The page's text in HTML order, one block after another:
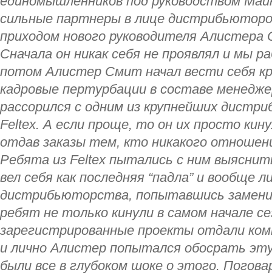
сильные партнеры в лице
приходом нового руководителя
Сначала он никак себя не проявлял и мы
потом Алистер Смит начал вести себя
кадровые пертурбации в составе
рассорился с одним из крупнейших
Feltex. А если проще, то он их просто
отдав заказы тем, кто никакого
Ребята из Feltex пытались с ним
вел себя как последняя “падла” и вообще
дистрибьюторства, попытавшись
ребят не только кинули в самом начале
зарегистрированные проекты отдали
и лично Алистер попытался обосрать
были все в глубоком шоке о этого.